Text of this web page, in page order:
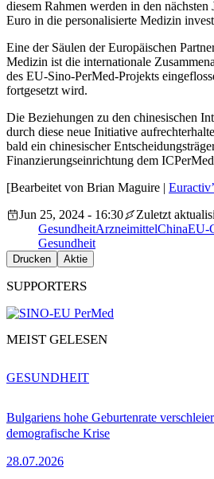
diesem Rahmen werden in den
Euro in die personalisierte Medizin
Eine der Säulen der Europäischen
Medizin ist die internationale
des EU-Sino-PerMed-Projekts
fortgesetzt wird.
Die Beziehungen zu den chinesischen
durch diese neue Initiative
bald ein chinesischer
Finanzierungseinrichtung dem
[Bearbeitet von Brian Maguire |
Jun 25, 2024 - 16:30
Zuletzt
GesundheitArzneimittelChinaEU-
Gesundheit
Drucken Aktie
SUPPORTERS
MEIST GELESEN
Bulgariens hohe Geburtenrate
demografische Krise
28.07.2026
GESUNDHEIT